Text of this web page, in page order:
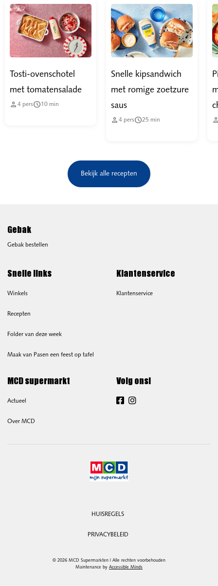
Tosti-ovenschotel
met tomatensalade
 4 pers10 min
Snelle kipsandwich
met romige zoetzure
saus
 4 pers25 min
Bekijk alle recepten
Gebak
Gebak bestellen
Snelle links
Winkels
Recepten
Folder van deze week
Maak van Pasen een feest op tafel
Klantenservice
Klantenservice
MCD supermarkt
Actueel
Over MCD
Volg ons!
Facebook
HUISREGELS
PRIVACYBELEID
© 2026 MCD Supermarkten | Alle rechten voorbehouden
Maintenance by Accessible Minds